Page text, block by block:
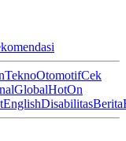
TeknoOtomotifCek
GlobalHotOn
EnglishDisabilitasBerita